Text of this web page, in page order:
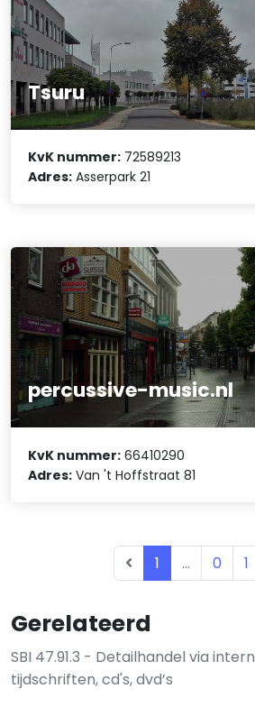
Gerelateerd
SBI 47.91.3 - Detailhandel via
tijdschriften, cd's, dvd’s
Tsuru
KvK nummer: 72589213
Adres: Asserpark 21
percussive-music.nl
KvK nummer: 66410290
Adres: Van 't Hoffstraat 81
1 ... 0 1